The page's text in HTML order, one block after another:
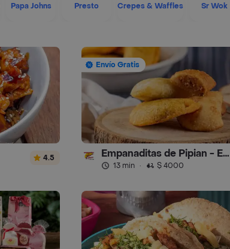
Papa Johns Presto Crepes & Waffles Sr Wok
4.5
Envío Gratis
Empanaditas de Pipian - Empanadas
13 min · $ 4000